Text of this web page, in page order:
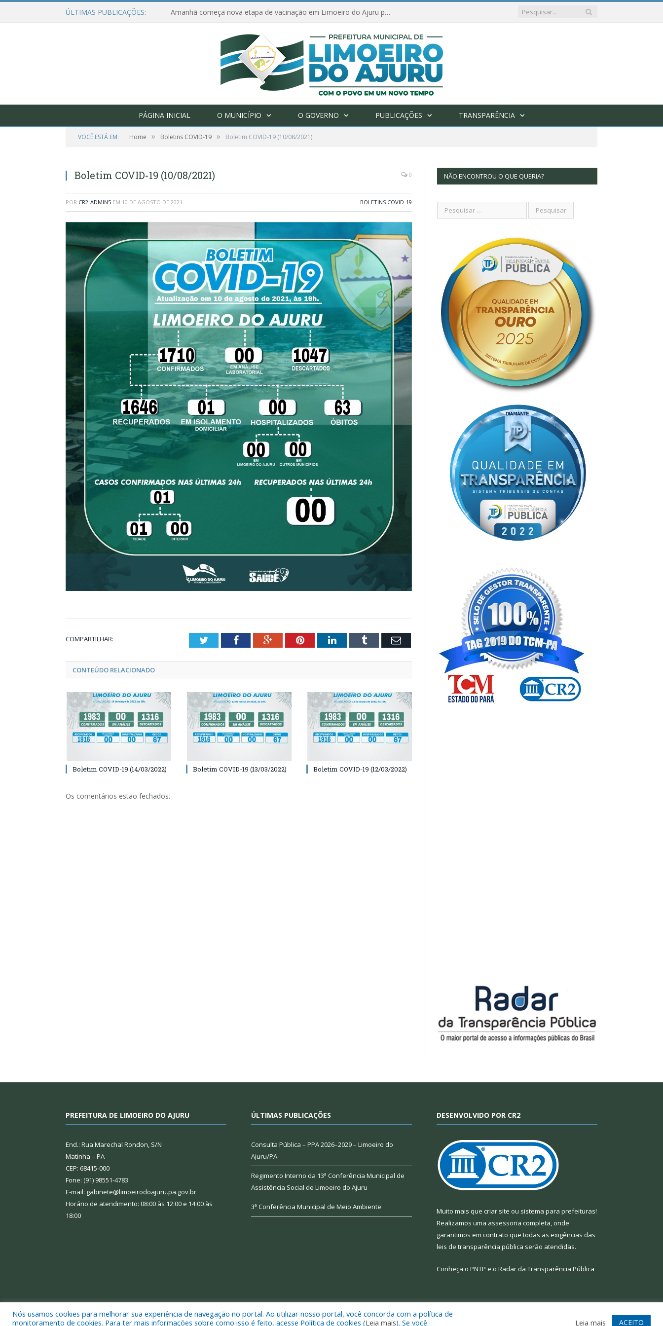
ÚLTIMAS PUBLICAÇÕES: Amanhã começa nova etapa de vacinação em Limoeiro do Ajuru para idosos com 65 ou mais
PÁGINA INICIAL O MUNICÍPIO O GOVERNO PUBLICAÇÕES TRANSPARÊNCIA
VOCÊ ESTÁ EM: Home » Boletins COVID-19 » Boletim COVID-19 (10/08/2021)
Boletim COVID-19 (10/08/2021) 0
POR CR2-ADMIN5 EM 10 DE AGOSTO DE 2021 BOLETINS COVID-19
COMPARTILHAR: TwitterFacebookGoogle+PinterestLinkedInTumblr Email
CONTEÚDO RELACIONADO
Boletim COVID-19 (14/03/2022) Boletim COVID-19 (13/03/2022) Boletim COVID-19 (12/03/2022)
Os comentários estão fechados.
NÃO ENCONTROU O QUE QUERIA?
PREFEITURA DE LIMOEIRO DO AJURU
End.: Rua Marechal Rondon, S/N
Matinha – PA
CEP: 68415-000
Fone: (91) 98551-4783
E-mail: gabinete@limoeirodoajuru.pa.gov.br
Horário de atendimento: 08:00 às 12:00 e 14:00 às
18:00
ÚLTIMAS PUBLICAÇÕES
Consulta Pública – PPA 2026–2029 – Limoeiro do
Ajuru/PA
Regimento Interno da 13ª Conferência Municipal de
Assistência Social de Limoeiro do Ajuru
3ª Conferência Municipal de Meio Ambiente
DESENVOLVIDO POR CR2
Muito mais que criar site ou sistema para prefeituras!
Realizamos uma assessoria completa, onde
garantimos em contrato que todas as exigências das
leis de transparência pública serão atendidas.
Conheça o PNTP e o Radar da Transparência Pública
Todos os direitos reservados a Prefeitura Municipal de Limoeiro do Ajuru. Mapa do Site Acessar Webmail
Nós usamos cookies para melhorar sua experiência de navegação no portal. Ao utilizar nosso portal, você concorda com a política de
monitoramento de cookies. Para ter mais informações sobre como isso é feito, acesse Política de cookies (Leia mais). Se você Leia mais ACEITO